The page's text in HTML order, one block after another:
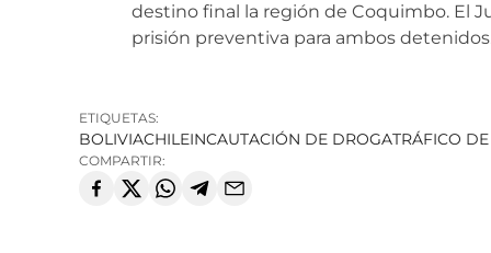
destino final la región de Coquimbo. El
prisión preventiva para ambos
ETIQUETAS:
BOLIVIACHILEINCAUTACIÓN DE DROGATRÁFICO
COMPARTIR: